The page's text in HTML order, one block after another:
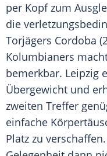
per Kopf zum
die
Torjägers Cordoba
Kolumbianers
bemerkbar. Leipzig
Übergewicht und
zweiten Treffer
einfache
Platz zu